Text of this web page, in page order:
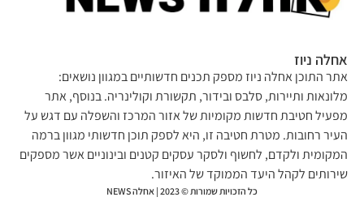
ניוז
התוכן אחלה ניוז מספק תכנים חדשותיים במגוון נושאים:
ותיירות, סלבס ובידור, תקשורת וקולינריה. בנוסף, אתר
חטיבת חדשות מקומיות של אזור המרכז והשפלה עם דגש על
רחובות. מטרת חטיבה זו, היא לספק תוכן חדשותי מגוון ברמה
ולקדם, לחשוף ולסקר עסקים קטנים ובינוניים אשר מספקים
לקהל היעד הממוקד של האיזור.
כל הזכויות שמורות © 2023 | אחלה NEWS